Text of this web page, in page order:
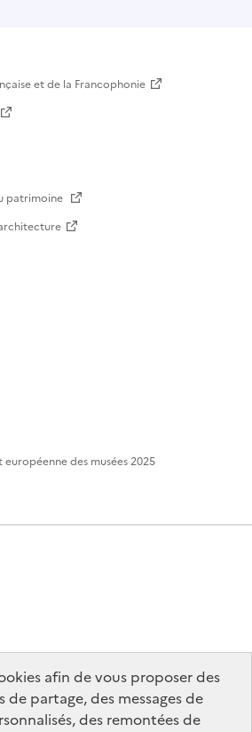
afin de vous proposer des
partage, des messages de
des remontées de
et de la Francophonie
patrimoine
des musées 2025
info.gouv.fr